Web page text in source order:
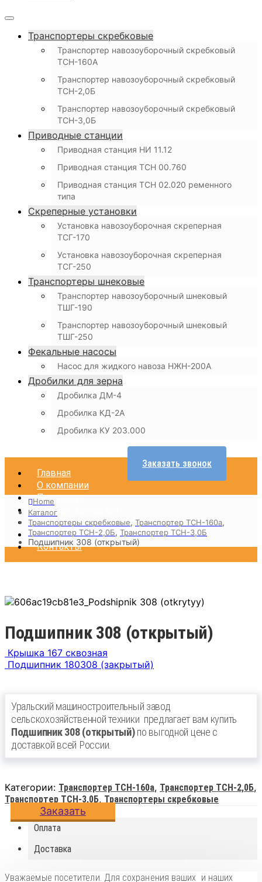
Транспортеры скребковые
Транспортер навозоуборочный скребковый
ТСН-160А
Транспортер навозоуборочный скребковый
ТСН-2,0Б
Транспортер навозоуборочный скребковый
ТСН-3,0Б
Приводные станции
Приводная станция НИ 11.12
Приводная станция ТСН 00.760
Приводная станция ТСН 02.020 ременного
типа
Скреперные установки
Установка навозоуборочная скреперная
ТСГ-170
Установка навозоуборочная скреперная
ТСГ-250
Транспортеры шнековые
Транспортер навозоуборочный шнековый
ТШГ-190
Транспортер навозоуборочный шнековый
ТШГ-250
Фекальные насосы
Насос для жидкого навоза НЖН-200А
Дробилки для зерна
Дробилка ДМ-4
Дробилка КД-2А
Дробилка КУ 203.000
Главная
О компании
Продукция
Каталог запчастей
Доставка
Оплата
Контакты
Заказать звонок
Home
Каталог
Транспортеры скребковые, Транспортер ТСН-160а,
Транспортер ТСН-2,0Б, Транспортер ТСН-3,0Б
Подшипник 308 (открытый)
Подшипник 308 (открытый)
Крышка 167 сквозная
Подшипник 180308 (закрытый)
Уральский машиностроительный завод
сельскохозяйственной техники предлагает вам купить
Подшипник 308 (открытый)по выгодной цене с
доставкой всей России.
Категории: Транспортер ТСН-160а, Транспортер ТСН-2,0Б,
Транспортер ТСН-3,0Б, Транспортеры скребковые
Заказать
Оплата
Доставка
Уважаемые посетители. Для сохранения ваших и наших